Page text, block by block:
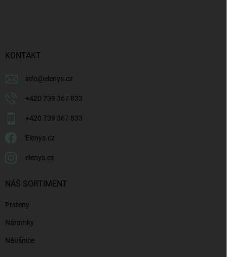
KONTAKT
info@elenys.cz
+420 739 367 833
+420 739 367 833
Elenys.cz
elenys.cz
NÁŠ SORTIMENT
Prsteny
Náramky
Náušnice